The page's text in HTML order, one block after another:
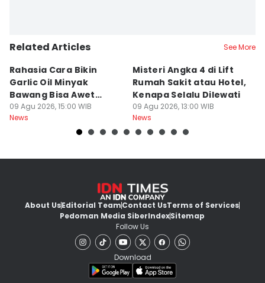
Related Articles See More
Rahasia Cara Bikin
Garlic Oil Minyak
Bawang Bisa Awet
Berbulan-bulan: Bumbu
Level Resto!
09 Agu 2026, 15:00 WIB
News
Misteri Angka 4 di Lift
Rumah Sakit atau Hotel,
Kenapa Selalu Dilewati
09 Agu 2026, 13:00 WIB
News
About UsEditorial TeamContact UsTerms of Services
Pedoman Media SiberIndexSitemap
Follow Us
Download